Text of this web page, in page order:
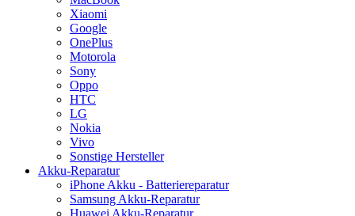
Xiaomi
Google
OnePlus
Motorola
Sony
Oppo
HTC
LG
Nokia
Vivo
Sonstige Hersteller
Akku-Reparatur
iPhone Akku - Batteriereparatur
Samsung Akku-Reparatur